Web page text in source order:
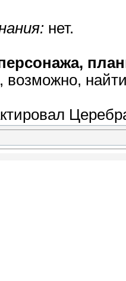
нет.
возможно,